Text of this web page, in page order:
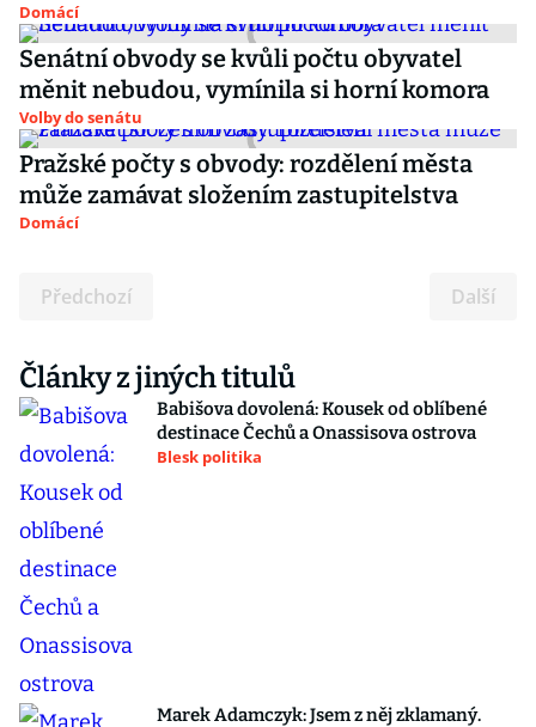
Domácí
Senátní obvody se kvůli počtu obyvatel
měnit nebudou, vymínila si horní komora
Volby do senátu
Pražské počty s obvody: rozdělení města
může zamávat složením zastupitelstva
Domácí
Předchozí Další
Články z jiných titulů
Babišova dovolená: Kousek od oblíbené
destinace Čechů a Onassisova ostrova
Blesk politika
Marek Adamczyk: Jsem z něj zklamaný.